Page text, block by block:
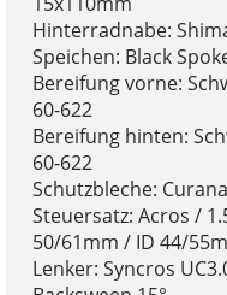
Hinterradnabe:
Speichen: Black
Bereifung vorne:
60-622
Bereifung hinten:
60-622
Schutzbleche:
Steuersatz: Acros /
50/61mm / ID 44/
Lenker: Syncros